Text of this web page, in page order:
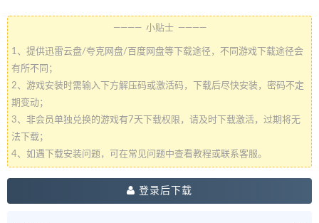
———— 小贴士 ————
1、提供迅雷云盘/夸克网盘/百度网盘等下载途径，不同游戏下载途径会
有所不同；
2、游戏安装时需输入下方解压码或激活码，下载后尽快安装，密码不定
期变动；
3、非会员单独兑换的游戏有7天下载权限，请及时下载激活，过期将无
法下载；
4、如遇下载安装问题，可在常见问题中查看教程或联系客服。
登录后下载